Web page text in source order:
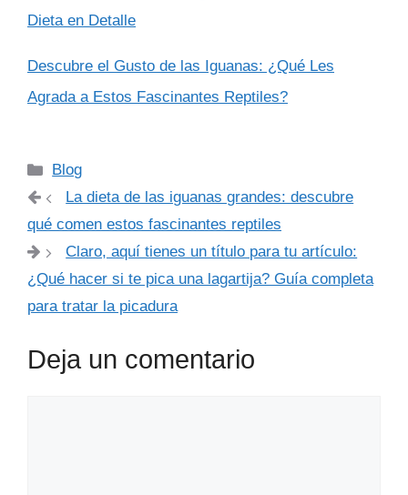
Dieta en Detalle
Descubre el Gusto de las Iguanas: ¿Qué Les
Agrada a Estos Fascinantes Reptiles?
Categorías
Blog
La dieta de las iguanas grandes: descubre
qué comen estos fascinantes reptiles
Claro, aquí tienes un título para tu artículo:
¿Qué hacer si te pica una lagartija? Guía completa
para tratar la picadura
Deja un comentario